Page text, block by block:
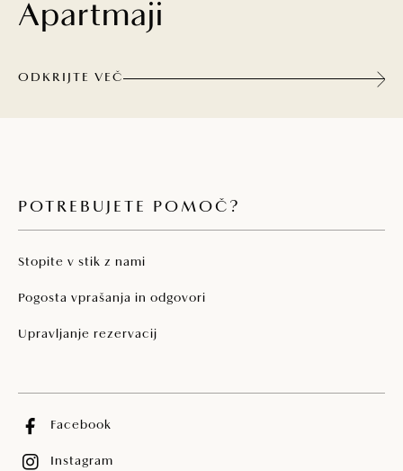
Apartmaji
ODKRIJTE VEČ
POTREBUJETE POMOČ?
Stopite v stik z nami
Pogosta vprašanja in odgovori
Upravljanje rezervacij
Facebook
Instagram